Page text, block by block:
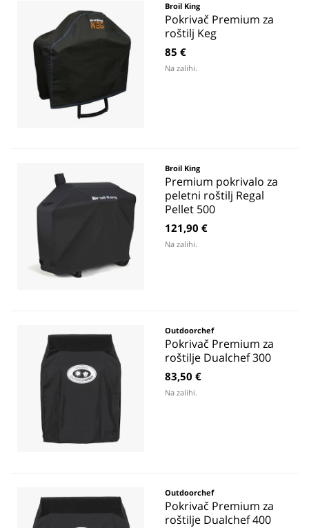
Broil King
Pokrivač Premium za
roštilj Keg
85 €
Na zalihi.
Broil King
Premium pokrivalo za
peletni roštilj Regal
Pellet 500
121,90 €
Na zalihi.
Outdoorchef
Pokrivač Premium za
roštilje Dualchef 300
83,50 €
Na zalihi.
Outdoorchef
Pokrivač Premium za
roštilje Dualchef 400